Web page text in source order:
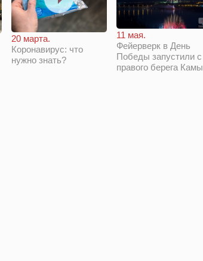
20 марта.
Коронавирус: что
нужно знать?
11 мая.
Фейерверк в День
Победы запустили с
правого берега Камы